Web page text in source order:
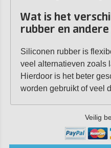
Wat is het
rubber en
Siliconen rubber is
veel alternatieven zoals
Hierdoor is het beter
worden gebruikt of veel
Veilig